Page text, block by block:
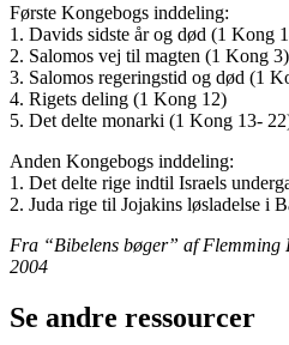
Første Kongebogs inddeling:
1. Davids sidste år og død (1 Kong
2. Salomos vej til magten (1 Kong 3)
3. Salomos regeringstid og død (1
4. Rigets deling (1 Kong 12)
5. Det delte monarki (1 Kong 13-
Anden Kongebogs inddeling:
1. Det delte rige indtil Israels
2. Juda rige til Jojakins løsladelse i
Fra “Bibelens bøger” af Flemming
2004
Se andre ressourcer